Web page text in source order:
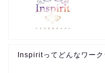
Inspiritってどんなワー